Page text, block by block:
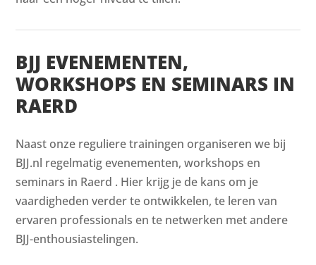
BJJ EVENEMENTEN,
WORKSHOPS EN SEMINARS IN
RAERD
Naast onze reguliere trainingen organiseren we bij
BJJ.nl regelmatig evenementen, workshops en
seminars in Raerd . Hier krijg je de kans om je
vaardigheden verder te ontwikkelen, te leren van
ervaren professionals en te netwerken met andere
BJJ-enthousiastelingen.